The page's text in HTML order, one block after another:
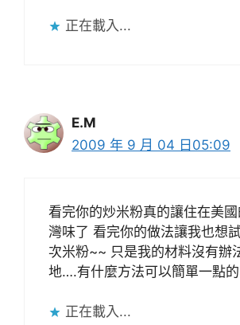
正在載入...
E.M
2009 年 9 月 04 日05:09
看完你的炒米粉真的讓住在美
灣味了 看完你的做法讓我也想
次米粉~~ 只是我的材料沒有辦
地….有什麼方法可以簡單一點
正在載入...